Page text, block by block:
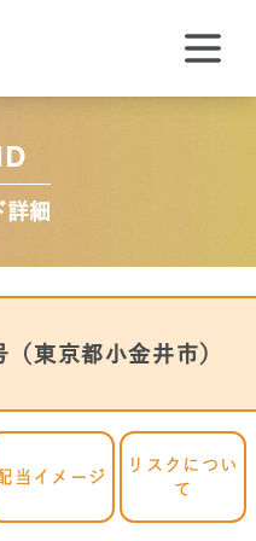
詳細
（東京都小金井市）
当イメージ
リスクについ
て